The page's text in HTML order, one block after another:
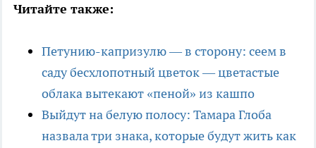
Читайте также:
Петунию-капризулю — в сторону: сеем в
саду бесхлопотный цветок — цветастые
облака вытекают «пеной» из кашпо
Выйдут на белую полосу: Тамара Глоба
назвала три знака, которые будут жить как